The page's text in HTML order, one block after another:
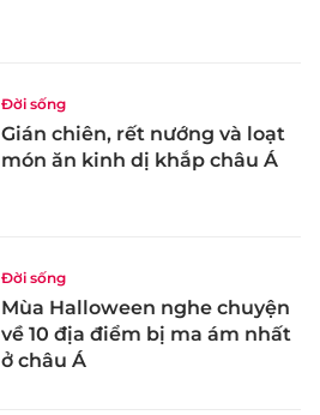
Đời sống
Gián chiên, rết nướng và loạt
món ăn kinh dị khắp châu Á
Đời sống
Mùa Halloween nghe chuyện
về 10 địa điểm bị ma ám nhất
ở châu Á